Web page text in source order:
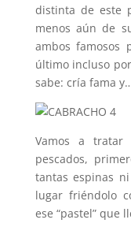
distinta de este
menos aún de
ambos famosos
último incluso
sabe: cría fama
Vamos a
pescados,
tantas espinas
lugar friéndolo
ese “pastel” que